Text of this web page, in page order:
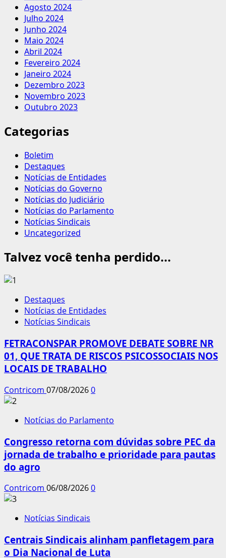
Agosto 2024
Julho 2024
Junho 2024
Maio 2024
Abril 2024
Fevereiro 2024
Janeiro 2024
Dezembro 2023
Novembro 2023
Outubro 2023
Categorias
Boletim
Destaques
Notícias de Entidades
Notícias do Governo
Notícias do Judiciário
Notícias do Parlamento
Notícias Sindicais
Uncategorized
Talvez você tenha perdido...
Destaques
Notícias de Entidades
Notícias Sindicais
FETRACONSPAR PROMOVE DEBATE SOBRE NR
01, QUE TRATA DE RISCOS PSICOSSOCIAIS NOS
LOCAIS DE TRABALHO
Contricom 07/08/20260
Notícias do Parlamento
Congresso retorna com dúvidas sobre PEC da
jornada de trabalho e prioridade para pautas
do agro
Contricom 06/08/20260
Notícias Sindicais
Centrais Sindicais alinham panfletagem para
o Dia Nacional de Luta